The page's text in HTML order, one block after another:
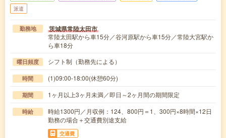
派遣
勤務地 茨城県常陸太田市
常陸太田駅から車15分／谷河原駅から車15分／常陸大宮駅か
ら車18分
曜日頻度 シフト制（勤務先による）
時間 (1)09:00-18:00(休憩60分)
期間 1ヶ月以上3ヶ月未満／即日～2ヶ月間の期間限定
時給
時給1300円／月収例：124、800円＝1、300円×8時間×12日
勤務の場合＋交通費別途支給
交通費